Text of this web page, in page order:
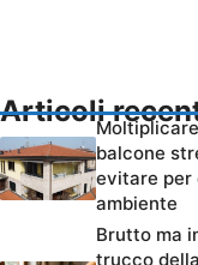
Articoli
balcone
evitare per
ambiente
Brutto ma
trucco